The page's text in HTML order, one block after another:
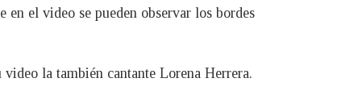
en el video se pueden observar los bordes
la también cantante Lorena Herrera.